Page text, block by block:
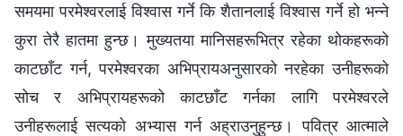
समयमा परमेश्‍वरलाई विश्‍वास गर्ने कि शैतानलाई विश्‍वास गर्ने हो भन्‍ने
कुरा तेरै हातमा हुन्छ। मुख्यतया मानिसहरूभित्र रहेका थोकहरूको
काटछाँट गर्न, परमेश्‍वरका अभिप्रायअनुसारको नरहेका उनीहरूको
सोच र अभिप्रायहरूको काटछाँट गर्नका लागि परमेश्‍वरले
उनीहरूलाई सत्यको अभ्यास गर्न अह्राउनुहुन्छ। पवित्र आत्माले